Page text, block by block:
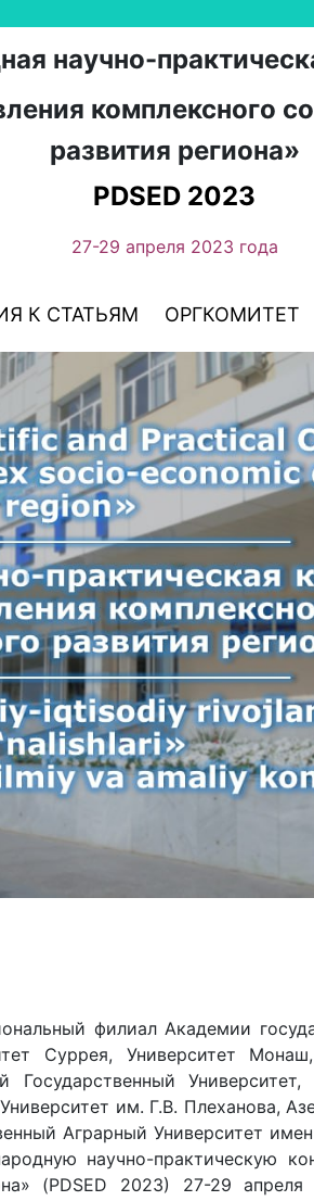
научно-
комплексного
развития региона»
PDSED 2023
27-29 апреля 2023 года
К СТАТЬЯМ ОРГКОМИТЕТ
филиал Академии
Суррея, Университет
Университет,
им. Г.В. Плеханова,
Аграрный Университет
научно-практическую
(PDSED 2023) 27-29